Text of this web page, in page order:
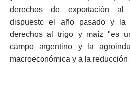
derechos de exportación al
dispuesto el año pasado y la
derechos al trigo y maíz "es
campo argentino y la
macroeconómica y a la